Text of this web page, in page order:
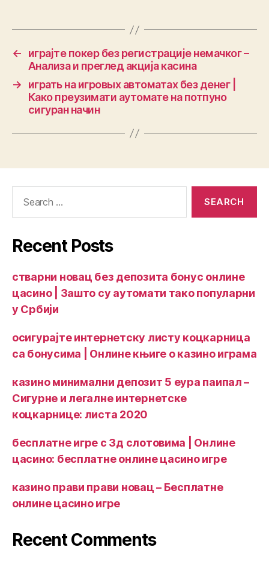
←
играјте покер без регистрације немачког –
Анализа и преглед акција касина
→
играть на игровых автоматах без денег |
Како преузимати аутомате на потпуно
сигуран начин
Recent Posts
стварни новац без депозита бонус онлине
цасино | Зашто су аутомати тако популарни
у Србији
осигурајте интернетску листу коцкарница
са бонусима | Онлине књиге о казино играма
казино минимални депозит 5 еура паипал –
Сигурне и легалне интернетске
коцкарнице: листа 2020
бесплатне игре с 3д слотовима | Онлине
цасино: бесплатне онлине цасино игре
казино прави прави новац – Бесплатне
онлине цасино игре
Recent Comments